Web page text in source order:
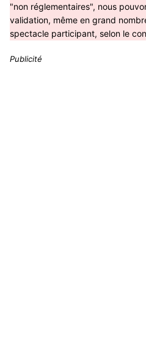
"non réglementaires", nous
validation, même en grand
spectacle participant, selon le
Publicité